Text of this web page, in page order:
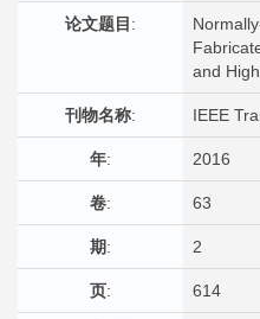
论文题目 :
and
刊物名称: IEEE
年: 2016
卷: 63
期: 2
页: 614